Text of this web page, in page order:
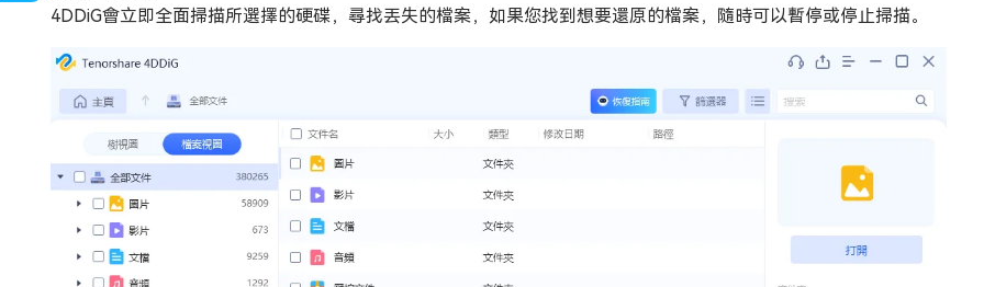
4DDiG會立即全面掃描所選擇的硬碟，尋找丟失的檔案，如果您找到想要還原的檔案，隨時可以暫停或停止掃描。